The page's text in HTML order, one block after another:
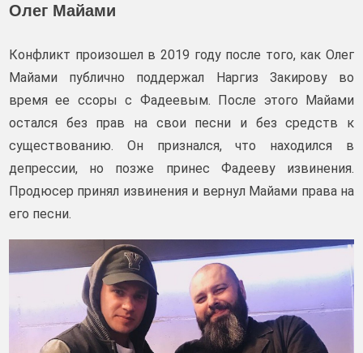
Олег Майами
Конфликт произошел в 2019 году после того, как Олег
Майами публично поддержал Наргиз Закирову во
время ее ссоры с Фадеевым. После этого Майами
остался без прав на свои песни и без средств к
существованию. Он признался, что находился в
депрессии, но позже принес Фадееву извинения.
Продюсер принял извинения и вернул Майами права на
его песни.